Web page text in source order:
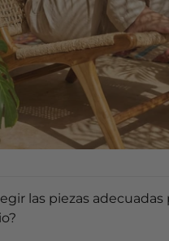
las piezas adecuadas